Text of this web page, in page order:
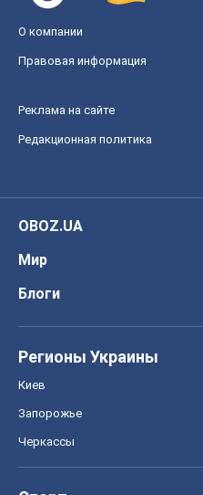
О компании
Правовая информация
Реклама на сайте
Редакционная политика
OBOZ.UA
Мир
Блоги
Регионы Украины
Киев
Запорожье
Черкассы